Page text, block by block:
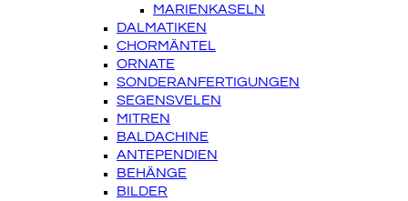
MARIENKASELN
DALMATIKEN
CHORMÄNTEL
ORNATE
SONDERANFERTIGUNGEN
SEGENSVELEN
MITREN
BALDACHINE
ANTEPENDIEN
BEHÄNGE
BILDER